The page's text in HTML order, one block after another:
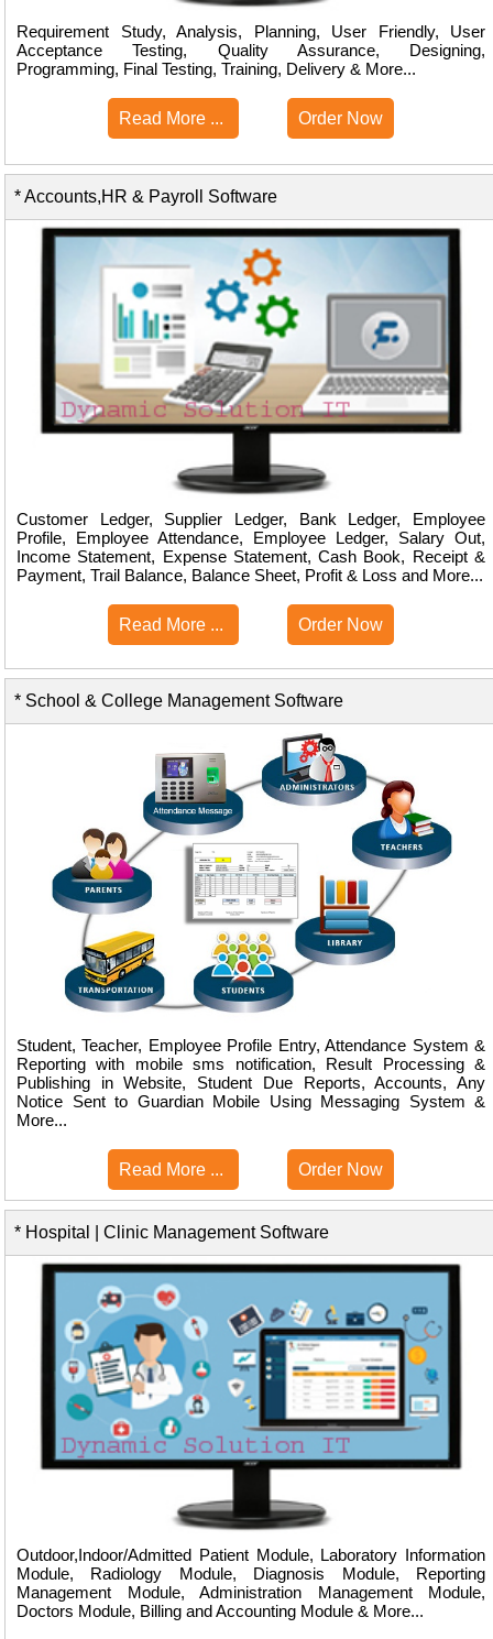
Requirement Study, Analysis, Planning, User Friendly, User
Acceptance Testing, Quality Assurance, Designing,
Programming, Final Testing, Training, Delivery & More...
Read More ... Order Now
* Accounts,HR & Payroll Software
Customer Ledger, Supplier Ledger, Bank Ledger, Employee
Profile, Employee Attendance, Employee Ledger, Salary Out,
Income Statement, Expense Statement, Cash Book, Receipt &
Payment, Trail Balance, Balance Sheet, Profit & Loss and More...
Read More ... Order Now
* School & College Management Software
Student, Teacher, Employee Profile Entry, Attendance System &
Reporting with mobile sms notification, Result Processing &
Publishing in Website, Student Due Reports, Accounts, Any
Notice Sent to Guardian Mobile Using Messaging System &
More...
Read More ... Order Now
* Hospital | Clinic Management Software
Outdoor,Indoor/Admitted Patient Module, Laboratory Information
Module, Radiology Module, Diagnosis Module, Reporting
Management Module, Administration Management Module,
Doctors Module, Billing and Accounting Module & More...